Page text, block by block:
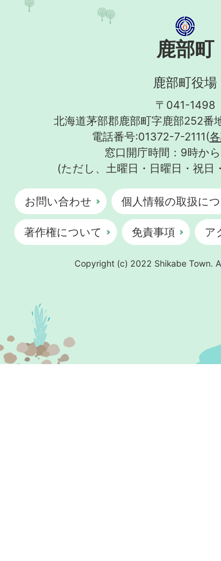
鹿部町
鹿部町役場
〒041-1498
北海道茅部郡鹿部町字鹿部252番
電話番号:01372-7-2111(
窓口開庁時間：9時か
(ただし、土曜日・日曜日・祝日
お問い合わせ 個人情報の取扱に
著作権について 免責事項 ア
Copyright (c) 2022 Shikabe Town.